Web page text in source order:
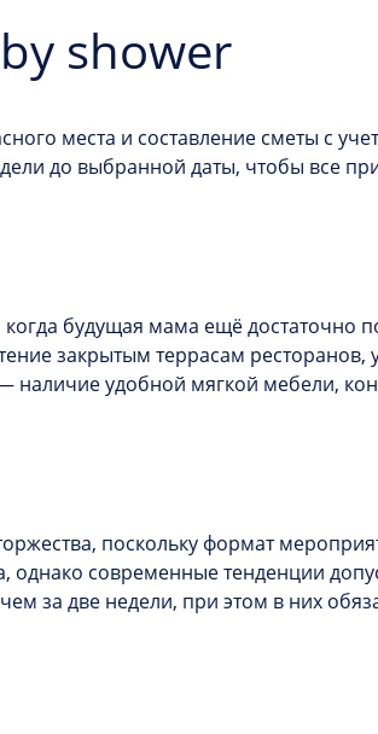
shower
места и составление сметы с
до выбранной даты, чтобы все
будущая мама ещё достаточно
закрытым террасам
удобной мягкой мебели,
поскольку формат
однако современные тенденции
за две недели, при этом в них